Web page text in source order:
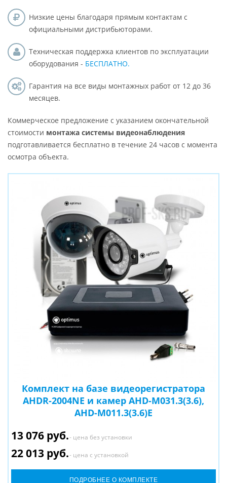
Низкие цены благодаря прямым контактам с
официальными дистрибьюторами.
Техническая поддержка клиентов по эксплуатации
оборудования - БЕСПЛАТНО.
Гарантия на все виды монтажных работ от 12 до 36
месяцев.
Коммерческое предложение с указанием окончательной
стоимости монтажа системы видеонаблюдения
подготавливается бесплатно в течение 24 часов с момента
осмотра объекта.
Комплект на базе видеорегистратора
AHDR-2004NE и камер AHD-M031.3(3.6),
AHD-M011.3(3.6)E
13 076 руб.- цена без установки
22 013 руб.- цена с установкой
ПОДРОБНЕЕ О КОМПЛЕКТЕ